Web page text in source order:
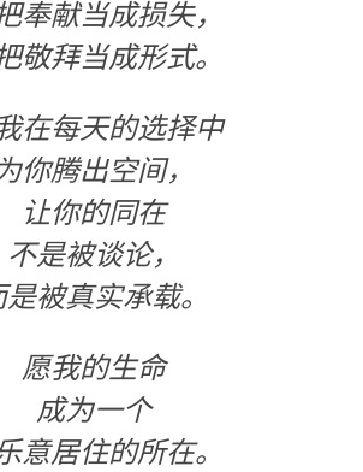
奉献当成损失，
敬拜当成形式。
在每天的选择中
你腾出空间，
让你的同在
不是被谈论，
是被真实承载。
愿我的生命
成为一个
意居住的所在。